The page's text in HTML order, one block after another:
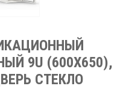
9U (600Х650),
СТЕКЛО